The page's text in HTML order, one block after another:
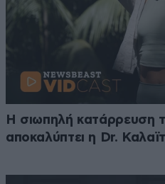
Η σιωπηλή κατάρρευση
αποκαλύπτει η Dr.